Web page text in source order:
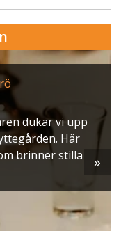
dukar vi upp
Här
brinner stilla
»